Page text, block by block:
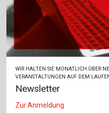
WIR HALTEN SIE MONATLICH ÜBER
VERANSTALTUNGEN AUF DEM
Newsletter
Zur Anmeldung